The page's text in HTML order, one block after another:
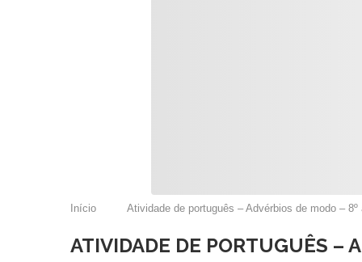
Início Atividade de português – Advérbios de modo – 8º
ATIVIDADE DE PORTUGUÊS –